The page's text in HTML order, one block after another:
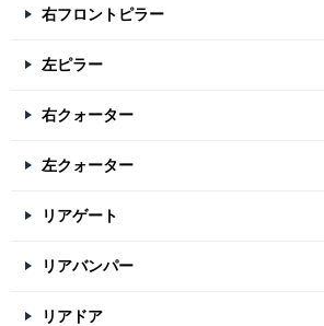
右フロントピラー
左ピラー
右クォーター
左クォーター
リアゲート
リアバンパー
リアドア